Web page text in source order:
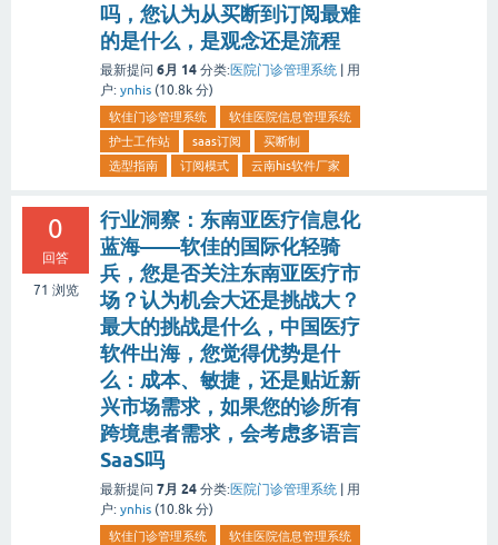
吗，您认为从买断到订阅最难
的是什么，是观念还是流程
最新提问 6月 14 分类:医院门诊管理系统 | 用
户: ynhis (10.8k 分)
软佳门诊管理系统
软佳医院信息管理系统
护士工作站
saas订阅
买断制
选型指南
订阅模式 云南his软件厂家
0
回答
71 浏览
行业洞察：东南亚医疗信息化
蓝海——软佳的国际化轻骑
兵，您是否关注东南亚医疗市
场？认为机会大还是挑战大？
最大的挑战是什么，中国医疗
软件出海，您觉得优势是什
么：成本、敏捷，还是贴近新
兴市场需求，如果您的诊所有
跨境患者需求，会考虑多语言
SaaS吗
最新提问 7月 24 分类:医院门诊管理系统 | 用
户: ynhis (10.8k 分)
软佳门诊管理系统
软佳医院信息管理系统